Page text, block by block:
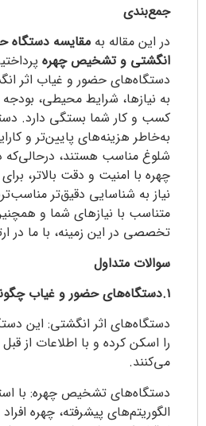
جمع‌بندی
در این مقاله به مقایسه دستگاه
انگشتی و تشخیص چهره
دستگاه‌های حضور و غیاب اثر
به نیازها، شرایط محیطی،
کسب‌ و کار شما بستگی دارد.
به‌خاطر هزینه‌های پایین‌تر و
شلوغ مناسب هستند،
چهره با امنیت و دقت بالاتر،
نیاز به شناسایی دقیق‌تر
متناسب با نیازهای شما و
تخصصی در این زمینه، با ما در
سوالات متداول
۱.دستگاه‌های حضور و غیاب چگونه کار می‌کنند؟
دستگاه‌های اثر انگشتی: این
را اسکن کرده و با اطلاعات از
می‌کنند.
دستگاه‌های تشخیص چهره: با
الگوریتم‌های پیشرفته، چهره